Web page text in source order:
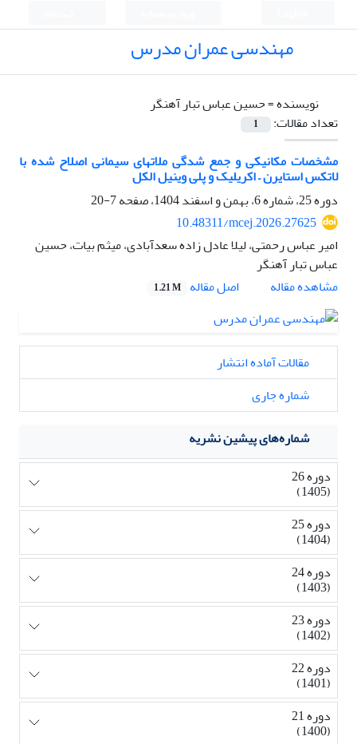
مهندسی عمران مدرس
نویسنده =حسین عباس تبار آهنگر
تعداد مقالات:
1
مشخصات مکانیکی و جمع شدگی ملاتهای سیمانی اصلاح شده با
لاتکس استایرن – اکریلیک و پلی وینیل الکل
دوره 25، شماره 6، بهمن و اسفند 1404، صفحه
7-20
10.48311/mcej.2026.27625
امیر عباس رحمتی، لیلا عادل زاده سعدآبادی، میثم بیات، حسین
عباس تبار آهنگر
مشاهده مقاله
اصل مقاله 1.21 M
مقالات آماده انتشار
شماره جاری
شماره‌های پیشین نشریه
دوره 26
(1405)
دوره 25
(1404)
دوره 24
(1403)
دوره 23
(1402)
دوره 22
(1401)
دوره 21
(1400)